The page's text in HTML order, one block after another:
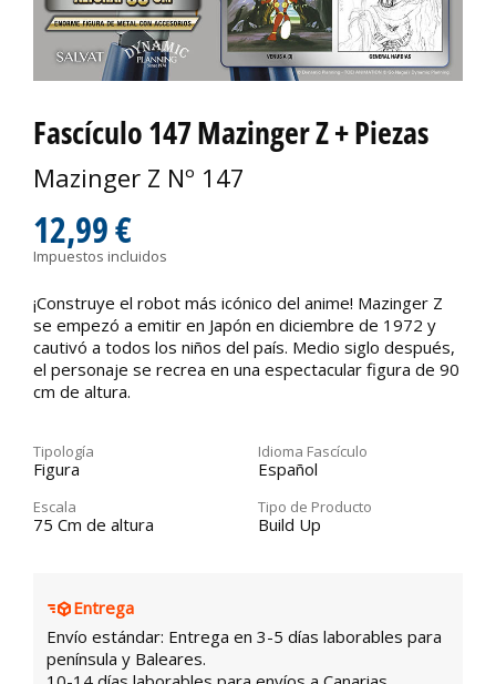
Fascículo 147 Mazinger Z + Piezas
Mazinger Z Nº 147
12,99 €
Impuestos incluidos
¡Construye el robot más icónico del anime! Mazinger Z
se empezó a emitir en Japón en diciembre de 1972 y
cautivó a todos los niños del país. Medio siglo después,
el personaje se recrea en una espectacular figura de 90
cm de altura.
Tipología
Figura
Idioma Fascículo
Español
Escala
75 Cm de altura
Tipo de Producto
Build Up
Entrega
Envío estándar: Entrega en 3-5 días laborables para
península y Baleares.